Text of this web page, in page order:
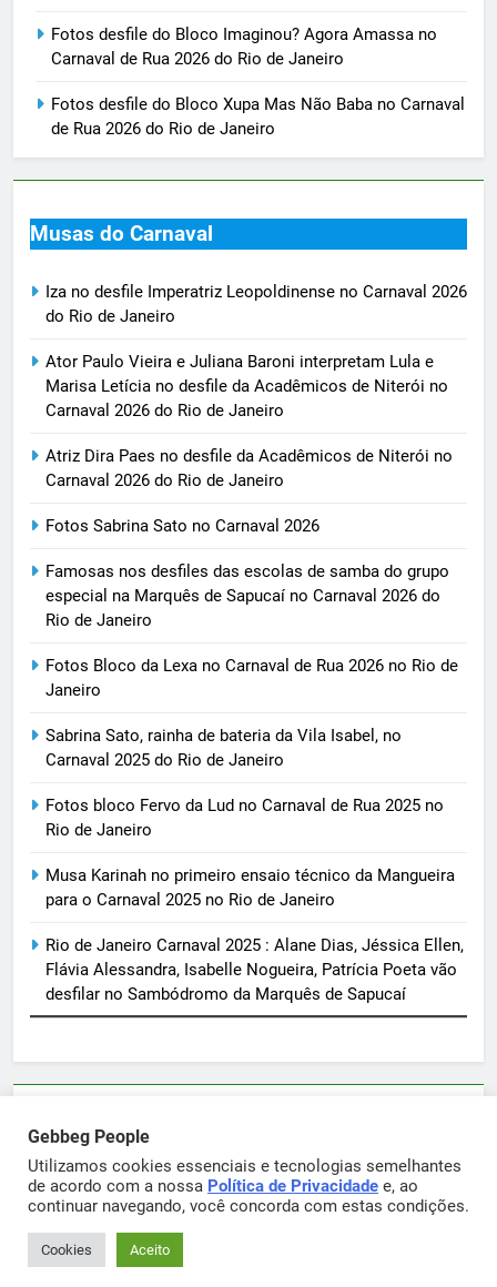
Fotos desfile do Bloco Imaginou? Agora Amassa no
Carnaval de Rua 2026 do Rio de Janeiro
Fotos desfile do Bloco Xupa Mas Não Baba no Carnaval
de Rua 2026 do Rio de Janeiro
Musas do Carnaval
Iza no desfile Imperatriz Leopoldinense no Carnaval 2026
do Rio de Janeiro
Ator Paulo Vieira e Juliana Baroni interpretam Lula e
Marisa Letícia no desfile da Acadêmicos de Niterói no
Carnaval 2026 do Rio de Janeiro
Atriz Dira Paes no desfile da Acadêmicos de Niterói no
Carnaval 2026 do Rio de Janeiro
Fotos Sabrina Sato no Carnaval 2026
Famosas nos desfiles das escolas de samba do grupo
especial na Marquês de Sapucaí no Carnaval 2026 do
Rio de Janeiro
Fotos Bloco da Lexa no Carnaval de Rua 2026 no Rio de
Janeiro
Sabrina Sato, rainha de bateria da Vila Isabel, no
Carnaval 2025 do Rio de Janeiro
Fotos bloco Fervo da Lud no Carnaval de Rua 2025 no
Rio de Janeiro
Musa Karinah no primeiro ensaio técnico da Mangueira
para o Carnaval 2025 no Rio de Janeiro
Rio de Janeiro Carnaval 2025 : Alane Dias, Jéssica Ellen,
Flávia Alessandra, Isabelle Nogueira, Patrícia Poeta vão
desfilar no Sambódromo da Marquês de Sapucaí
sortimentos@yahoo.com.br
Gebbeg Powered ByBlazeThemes.
Gebbeg People
Utilizamos cookies essenciais e tecnologias semelhantes
de acordo com a nossa Política de Privacidade e, ao
continuar navegando, você concorda com estas condições.
Cookies Aceito